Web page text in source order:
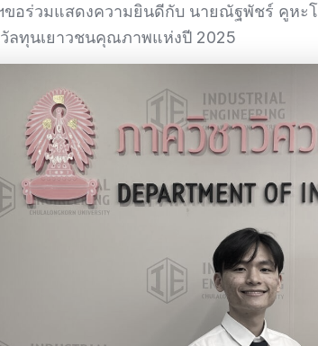
ขอร่วมแสดงความยินดีกับ นายณัฐพัชร์ คูหะ
วัลทุนเยาวชนคุณภาพแห่งปี 2025